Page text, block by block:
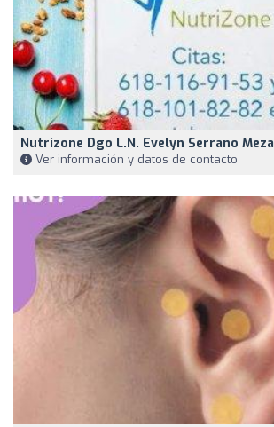
Nutrizone Dgo L.N. Evelyn Serrano Meza
Ver información y datos de contacto